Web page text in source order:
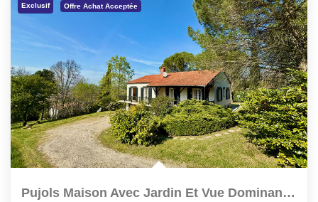
EXTRANET PROPRIÉTAIRE
EN
Exclusif Offre Achat Acceptée
Pujols Maison Avec Jardin Et Vue Dominante De 142m2 Sur Un...